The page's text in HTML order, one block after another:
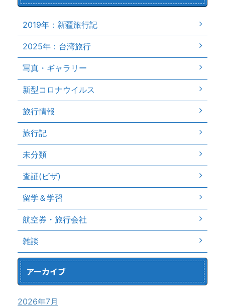
2019年：新疆旅行記
2025年：台湾旅行
写真・ギャラリー
新型コロナウイルス
旅行情報
旅行記
未分類
査証(ビザ)
留学＆学習
航空券・旅行会社
雑談
アーカイブ
2026年7月